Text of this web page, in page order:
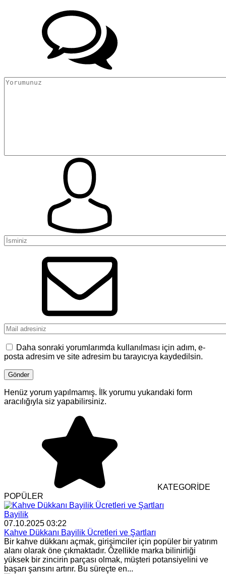
Daha sonraki yorumlarımda kullanılması için adım, e-
posta adresim ve site adresim bu tarayıcıya kaydedilsin.
Henüz yorum yapılmamış. İlk yorumu yukarıdaki form
aracılığıyla siz yapabilirsiniz.
KATEGORİDE
POPÜLER
Bayilik
07.10.2025 03:22
Kahve Dükkanı Bayilik Ücretleri ve Şartları
Bir kahve dükkanı açmak, girişimciler için popüler bir yatırım
alanı olarak öne çıkmaktadır. Özellikle marka bilinirliği
yüksek bir zincirin parçası olmak, müşteri potansiyelini ve
başarı şansını artırır. Bu süreçte en...